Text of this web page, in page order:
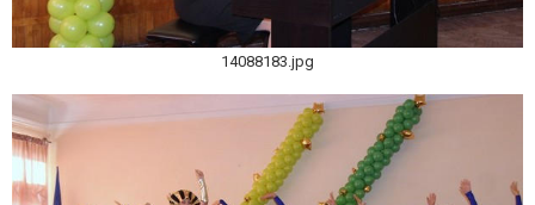
14088183.jpg